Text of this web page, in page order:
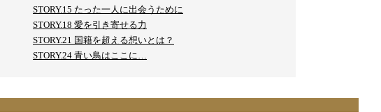
STORY.15 たった一人に出会うために
STORY.18 愛を引き寄せる力
STORY.21 国籍を超える想いとは？
STORY.24 青い鳥はここに…